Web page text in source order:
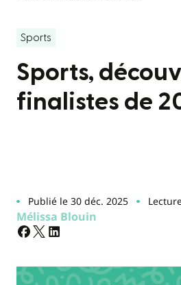
Sports
Sports,
finalistes de
Publié le 30 déc. 2025
Mélissa Blouin